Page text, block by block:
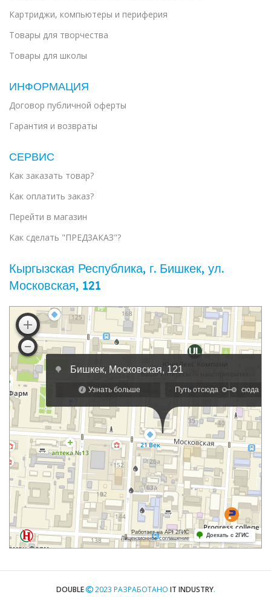
Картриджи, компьютеры и периферия
Товары для творчества
Товары для школы
ИНФОРМАЦИЯ
Договор публичной оферты
Гарантия и возвраты
СЕРВИС
Как заказать товар?
Как оплатить заказ?
Перейти в магазин
Как сделать "ПРЕДЗАКАЗ"?
Кыргызская Республика, г. Бишкек, ул. ​
Московская, 121
DOUBLE 2023 РАЗРАБОТАНО IT INDUSTRY.